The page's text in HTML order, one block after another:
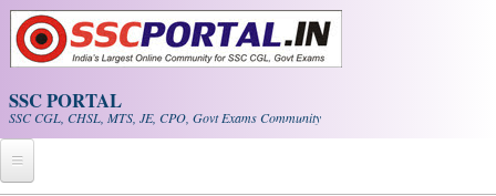
Skip to main content
SSC PORTAL
SSC CGL, CHSL, MTS, JE, CPO, Govt Exams Community